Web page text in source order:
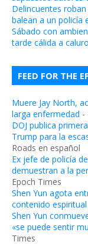
Delincuentes
balean a un policía
Sábado con
tarde cálida a
FEED FOR THE
Muere Jay North,
larga enfermedad -
DOJ publica
Trump para la
Roads en español
Ex jefe de policía
demuestran a la
Epoch Times
Shen Yun agota
contenido espiritual
Shen Yun
«se puede sentir
Times